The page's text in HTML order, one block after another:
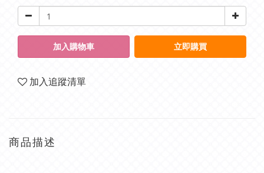
加入購物車 立即購買
加入追蹤清單
商品描述